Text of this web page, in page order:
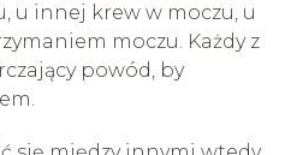
u innej krew w moczu, u
moczu. Każdy z
powód, by